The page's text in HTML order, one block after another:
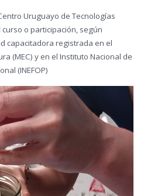
Uruguayo de Tecnologías
o participación, según
capacitadora registrada en el
(MEC) y en el Instituto Nacional de
(INEFOP)